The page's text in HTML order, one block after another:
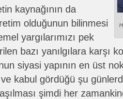
kaynağının da
olduğunun bilinmesi
yargılarımızı pek
bazı yanılgılara karşı
siyasi yapının en üst
kabul gördüğü şu
şimdi her